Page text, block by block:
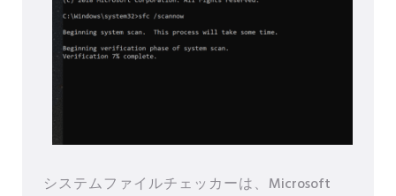
システムファイルチェッカーは、Microsoft